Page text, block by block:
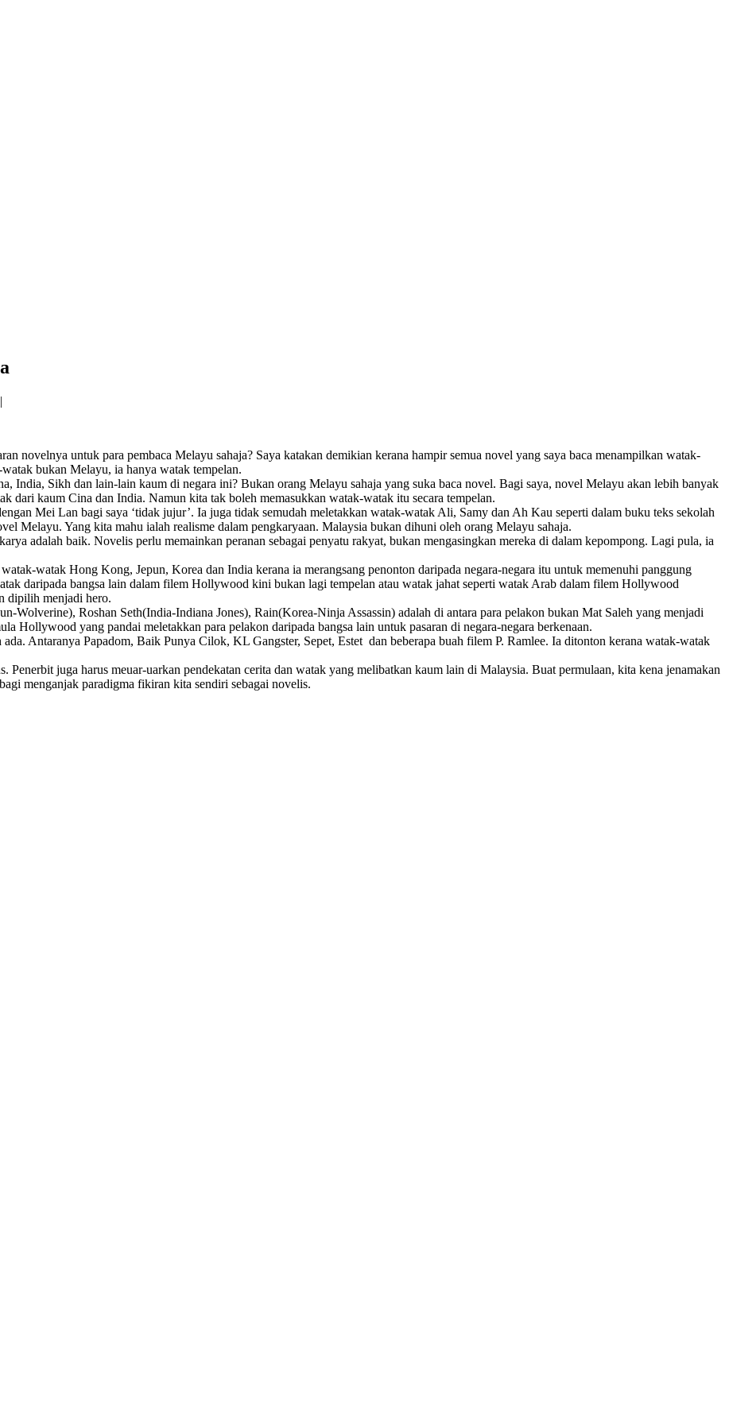
|
novelnya untuk para pembaca Melayu sahaja? Saya katakan demikian kerana hampir semua novel yang saya baca menampilkan watak-
bukan Melayu, ia hanya watak tempelan.
India, Sikh dan lain-lain kaum di negara ini? Bukan orang Melayu sahaja yang suka baca novel. Bagi saya, novel Melayu akan lebih banyak
dari kaum Cina dan India. Namun kita tak boleh memasukkan watak-watak itu secara tempelan.
Mei Lan bagi saya ‘tidak jujur’. Ia juga tidak semudah meletakkan watak-watak Ali, Samy dan Ah Kau seperti dalam buku teks sekolah
Melayu. Yang kita mahu ialah realisme dalam pengkaryaan. Malaysia bukan dihuni oleh orang Melayu sahaja.
adalah baik. Novelis perlu memainkan peranan sebagai penyatu rakyat, bukan mengasingkan mereka di dalam kepompong. Lagi pula, ia
watak Hong Kong, Jepun, Korea dan India kerana ia merangsang penonton daripada negara-negara itu untuk memenuhi panggung
daripada bangsa lain dalam filem Hollywood kini bukan lagi tempelan atau watak jahat seperti watak Arab dalam filem Hollywood
dipilih menjadi hero.
Wolverine), Roshan Seth(India-Indiana Jones), Rain(Korea-Ninja Assassin) adalah di antara para pelakon bukan Mat Saleh yang menjadi
Hollywood yang pandai meletakkan para pelakon daripada bangsa lain untuk pasaran di negara-negara berkenaan.
Antaranya Papadom, Baik Punya Cilok, KL Gangster, Sepet, Estet dan beberapa buah filem P. Ramlee. Ia ditonton kerana watak-watak
juga harus meuar-uarkan pendekatan cerita dan watak yang melibatkan kaum lain di Malaysia. Buat permulaan, kita kena jenamakan
menganjak paradigma fikiran kita sendiri sebagai novelis.